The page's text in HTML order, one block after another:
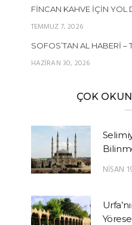
FINCAN KAHVE İÇIN YOL
TEMMUZ 7, 2026
SOFOS’TAN AL HABERI –
HAZIRAN 30, 2026
ÇOK
NISAN